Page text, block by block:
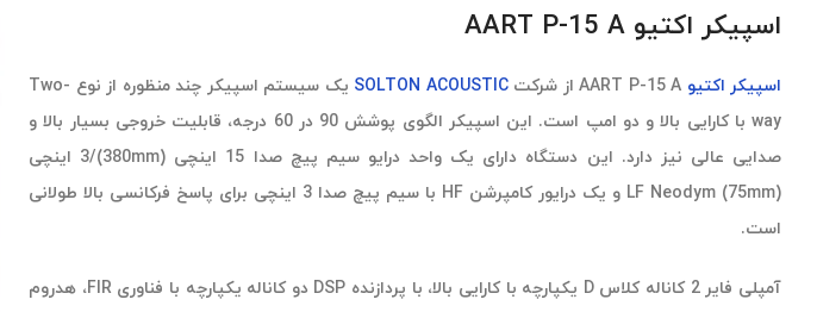
اسپیکر اکتیو AART P-15 A
اسپیکر اکتیو SOLTON ACOUSTIC
یک سیستم اسپیکر چند منظوره از نوع Two-
way با کارایی بالا و دو امپ است. این اسپیکر الگوی پوشش 90 در 60 درجه، قابلیت خروجی بسیار بالا و
صدایی عالی نیز دارد. این دستگاه دارای یک واحد درایو سیم پیچ صدا 15 اینچی (380mm)/3 اینچی
(75mm) LF Neodym و یک درایور کامپرشن HF با سیم پیچ صدا 3 اینچی برای پاسخ فرکانسی بالا طولانی
است.
آمپلی فایر 2 کاناله کلاس D یکپارچه با کارایی بالا، با پردازنده DSP دو کاناله یکپارچه با فناوری FIR، هدروم